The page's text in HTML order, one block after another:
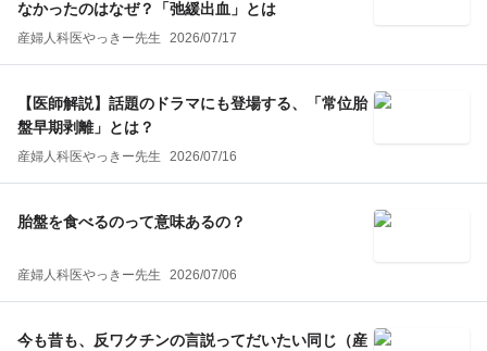
なかったのはなぜ？「弛緩出血」とは
産婦人科医やっきー先生 2026/07/17
【医師解説】話題のドラマにも登場する、「常位胎
盤早期剥離」とは？
産婦人科医やっきー先生 2026/07/16
胎盤を食べるのって意味あるの？
産婦人科医やっきー先生 2026/07/06
今も昔も、反ワクチンの言説ってだいたい同じ（産